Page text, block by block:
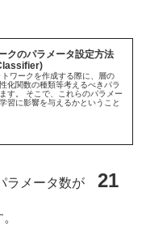
クのパラメータ設定方法
ワークを作成する際に、層の
化関数の種類等考えるべきパラ
す。 そこで、これらのパラメー
習に影響を与えるかということ
ラメータ数が 21